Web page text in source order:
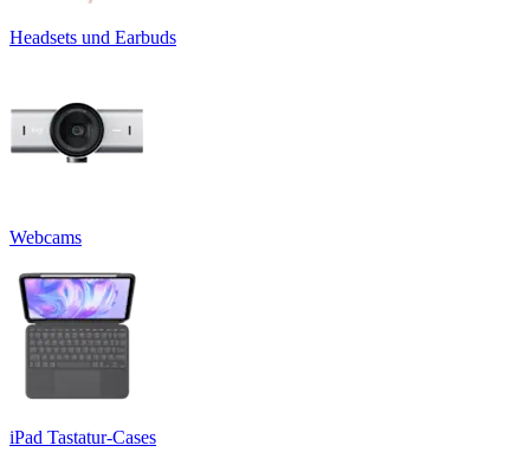
Headsets und Earbuds
Webcams
iPad Tastatur-Cases